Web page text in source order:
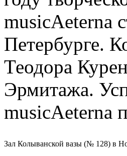
musicAeterna
Петербурге.
Теодора
Эрмитажа.
musicAeterna
Зал Колыванской вазы (№ 128) в